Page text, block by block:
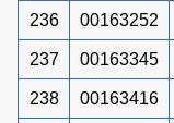
236 00163252
237 00163345
238 00163416